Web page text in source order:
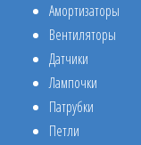
Амортизаторы
Вентиляторы
Датчики
Лампочки
Патрубки
Петли